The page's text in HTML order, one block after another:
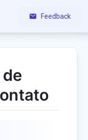
Feedback